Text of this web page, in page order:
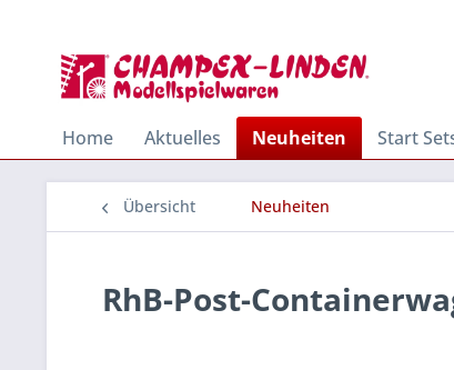
Home Aktuelles Neuheiten Start
Übersicht Neuheiten
RhB-Post-